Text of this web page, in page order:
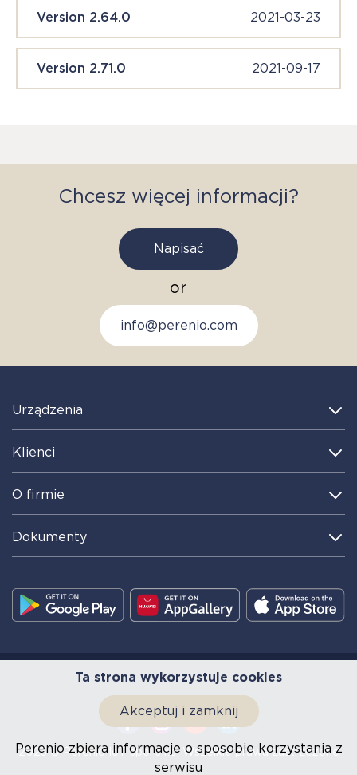
Version 2.64.0 2021-03-23
Version 2.71.0 2021-09-17
Chcesz więcej informacji?
Napisać
or
info@perenio.com
Urządzenia
Klienci
O firmie
Dokumenty
2023 © Perenio IoT spol s r.o. Wszelkie prawa zastrzeżone
Ta strona wykorzystuje cookies
Akceptuj i zamknij
Perenio zbiera informacje o sposobie korzystania z
serwisu